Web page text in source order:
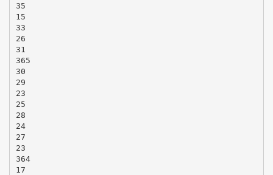
35
15
33
26
31
365
30
29
23
25
28
24
27
23
364
17